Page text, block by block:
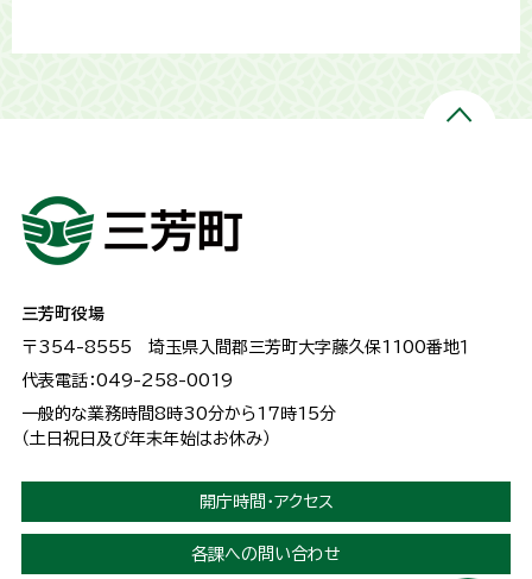
三芳町役場
〒354-8555 埼玉県入間郡三芳町大字藤久保1100番地１
代表電話：049-258-0019
一般的な業務時間8時30分から17時15分
（土日祝日及び年末年始はお休み）
開庁時間・アクセス
各課への問い合わせ